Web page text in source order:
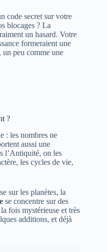
code secret sur votre
blocages ? La
un hasard. Votre
formeraient une
un peu comme une
?
: les nombres ne
aussi une
l’Antiquité, on les
les cycles de vie,
sur les planètes, la
se concentre sur des
fois mystérieuse et très
additions, et déjà